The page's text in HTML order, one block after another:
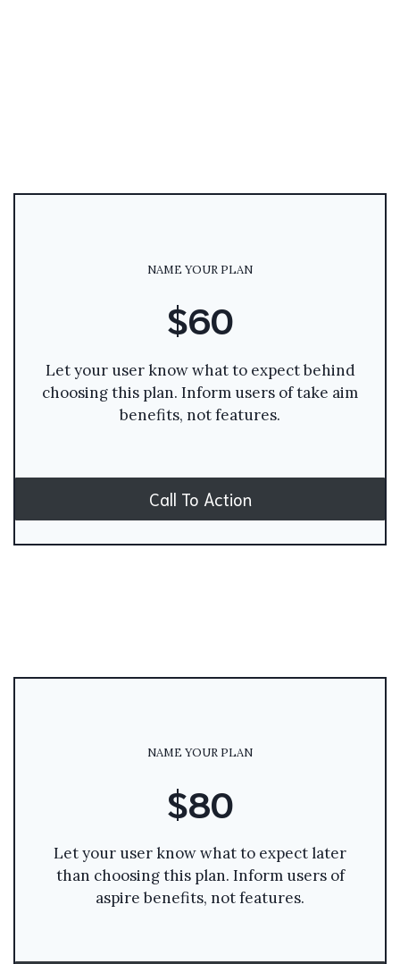
NAME YOUR PLAN
$60
Let your user know what to expect behind
choosing this plan. Inform users of take aim
benefits, not features.
Call To Action
NAME YOUR PLAN
$80
Let your user know what to expect later
than choosing this plan. Inform users of
aspire benefits, not features.